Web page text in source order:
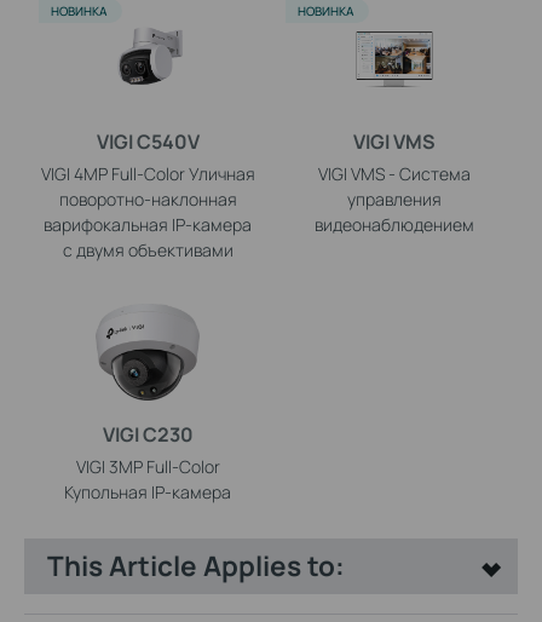
VIGI C540V
VIGI 4MP Full-Color Уличная
поворотно-наклонная
варифокальная IP-камера
с двумя объективами
НОВИНКА
VIGI VMS
VIGI VMS - Система
управления
видеонаблюдением
НОВИНКА
VIGI C230
VIGI 3MP Full-Color
Купольная IP-камера
This Article Applies to: